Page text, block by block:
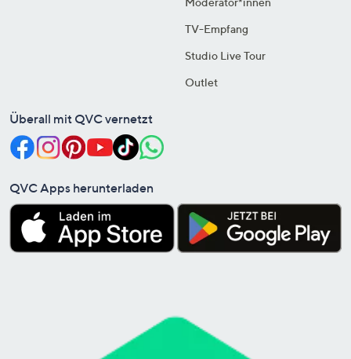
TV-Empfang
Studio Live Tour
Outlet
Überall mit QVC vernetzt
QVC Apps herunterladen